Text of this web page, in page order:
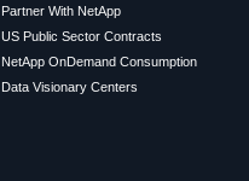
Partner With NetApp
US Public Sector Contracts
NetApp OnDemand Consumption
Data Visionary Centers